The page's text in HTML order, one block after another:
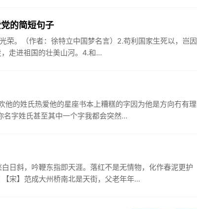
的简短句子
荣。（作者：徐特立中国梦名言）2.苟利国家生死以，岂因
走进祖国的壮美山河。4.和...
他的姓氏热爱他的星座书本上糟糕的字因为他是方向冇有理
字姓氏甚至其中一个字我都会突然...
日斜，吟鞭东指即天涯。落红不是无情物，化作春泥更护
宋】范成大州桥南北是天街，父老年年...